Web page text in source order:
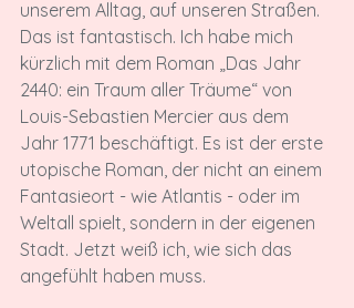
unserem Alltag, auf unseren Straßen.
Das ist fantastisch. Ich habe mich
kürzlich mit dem Roman „Das Jahr
2440: ein Traum aller Träume“ von
Louis-Sebastien Mercier aus dem
Jahr 1771 beschäftigt. Es ist der erste
utopische Roman, der nicht an einem
Fantasieort - wie Atlantis - oder im
Weltall spielt, sondern in der eigenen
Stadt. Jetzt weiß ich, wie sich das
angefühlt haben muss.